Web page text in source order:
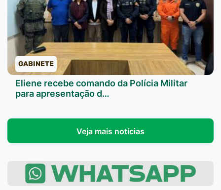
GABINETE
Eliene recebe comando da Polícia Militar
para apresentação d…
Veja mais notícias